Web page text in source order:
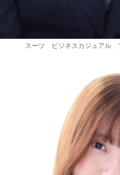
スーツ ビジネスカジュアル